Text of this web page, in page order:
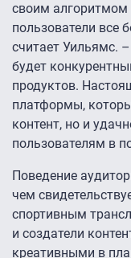
своим алгоритмом
пользователи все
считает Уильямс.
будет
продуктов.
платформы,
контент, но и
пользователям в
Поведение
чем
спортивным
и создатели
креативными в